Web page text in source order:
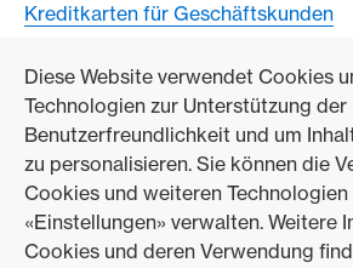
Diese Website verwendet Cookies
Technologien zur Unterstützung der
Benutzerfreundlichkeit und um
zu personalisieren. Sie können die
Cookies und weiteren
«Einstellungen» verwalten. Weitere
Cookies und deren Verwendung
Kreditkarten für Geschäftskunden
ZUM UNTERNEHMEN
Swisscard AECS GmbH
American Express Weltweit